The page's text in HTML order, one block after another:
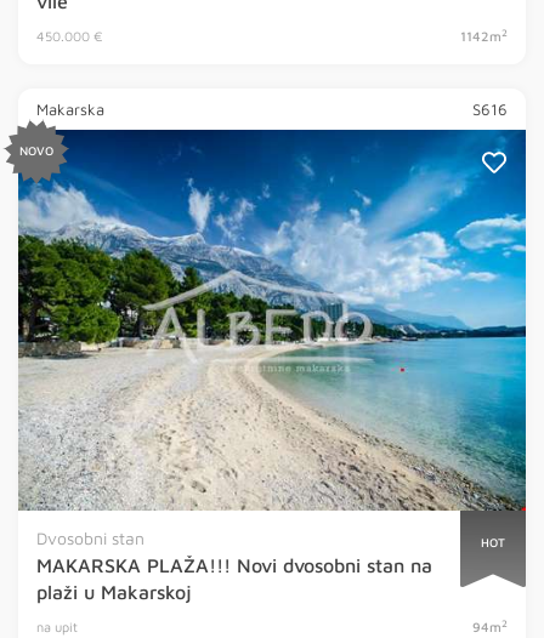
450.000 € 1142m 2
Makarska S616
HOT
NOVO
Dvosobni stan
MAKARSKA PLAŽA!!! Novi dvosobni stan na
plaži u Makarskoj
na upit 94m 2